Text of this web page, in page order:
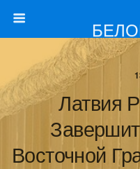
Латвия
Восточной